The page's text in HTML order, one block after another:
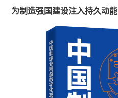
为制造强国建设注入持久动能